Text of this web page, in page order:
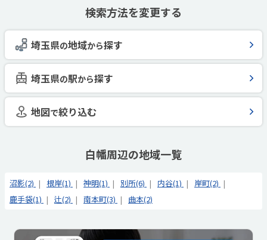
検索方法を変更する
埼玉県の地域から探す
埼玉県の駅から探す
地図で絞り込む
白幡周辺の地域一覧
沼影(2) 根岸(1) 神明(1) 別所(6) 内谷(1)
岸町(2)
鹿手袋(1)
辻(2) 南本町(3) 曲本(2)